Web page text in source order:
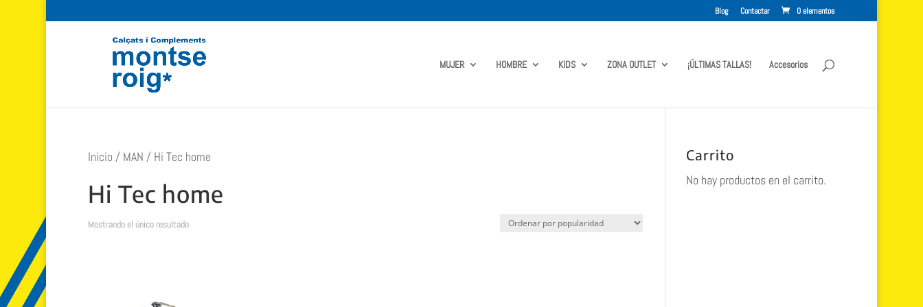
Blog Contactar 0 elementos
MUJER HOMBRE KIDS ZONA OUTLET ¡ÚLTIMAS TALLAS! Accesorios
Inicio / MAN / Hi Tec home
Hi Tec home
Mostrando el único resultado
Carrito
No hay productos en el carrito.